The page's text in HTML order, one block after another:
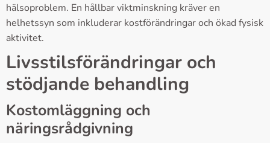
hälsoproblem. En hållbar viktminskning kräver en
helhetssyn som inkluderar kostförändringar och ökad fysisk
aktivitet.
Livsstilsförändringar och
stödjande behandling
Kostomläggning och
näringsrådgivning